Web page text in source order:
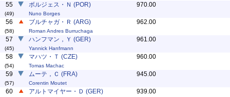
55
(49)
ボルジェス・Ｎ (POR)
Nuno Borges
970.00
56
(58)
ブルチャガ・Ｒ (ARG)
Roman Andres Burruchaga
962.00
57
(45)
ハンフマン，Ｙ (GER)
Yannick Hanfmann
961.00
58
(54)
マハツ・Ｔ (CZE)
Tomas Machac
960.00
59
(57)
ムーテ，Ｃ (FRA)
Corentin Moutet
945.00
60 アルトマイヤー・Ｄ (GER) 939.00